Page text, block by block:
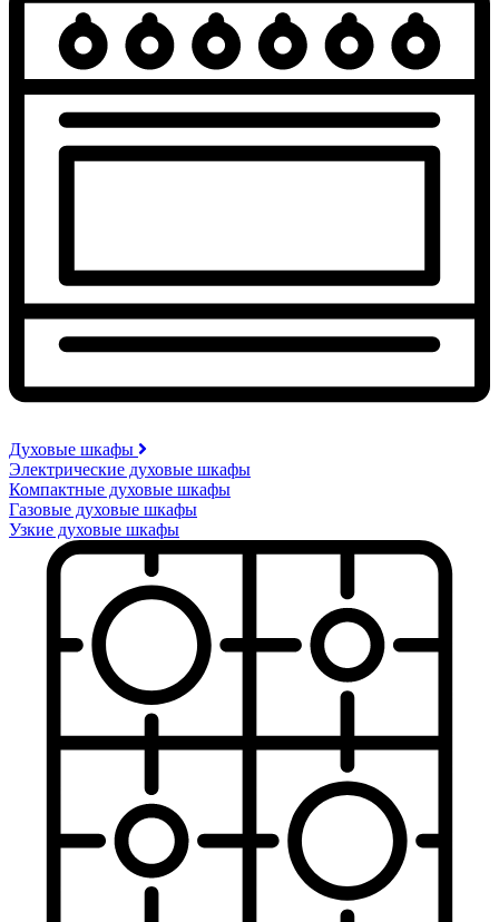
Духовые шкафы
Электрические духовые шкафы
Компактные духовые шкафы
Газовые духовые шкафы
Узкие духовые шкафы